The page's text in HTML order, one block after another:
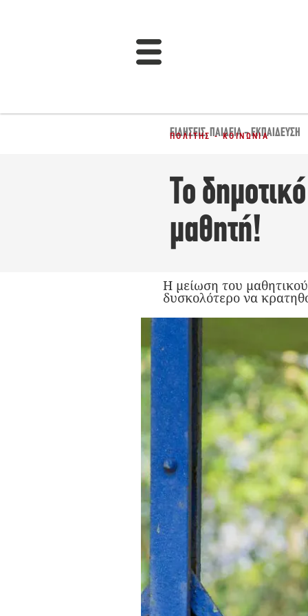
ΕΙΔΉΣΕΙΣ,ΠΑΙΔΕΊΑ - ΕΚΠΑΊΔΕΥΣΗ
ΠΟΛΊΤΗΣ - ΚΟΙΝΩΝΊΑ
Το
μαθητή!
Η μείωση του
δυσκολότερο να